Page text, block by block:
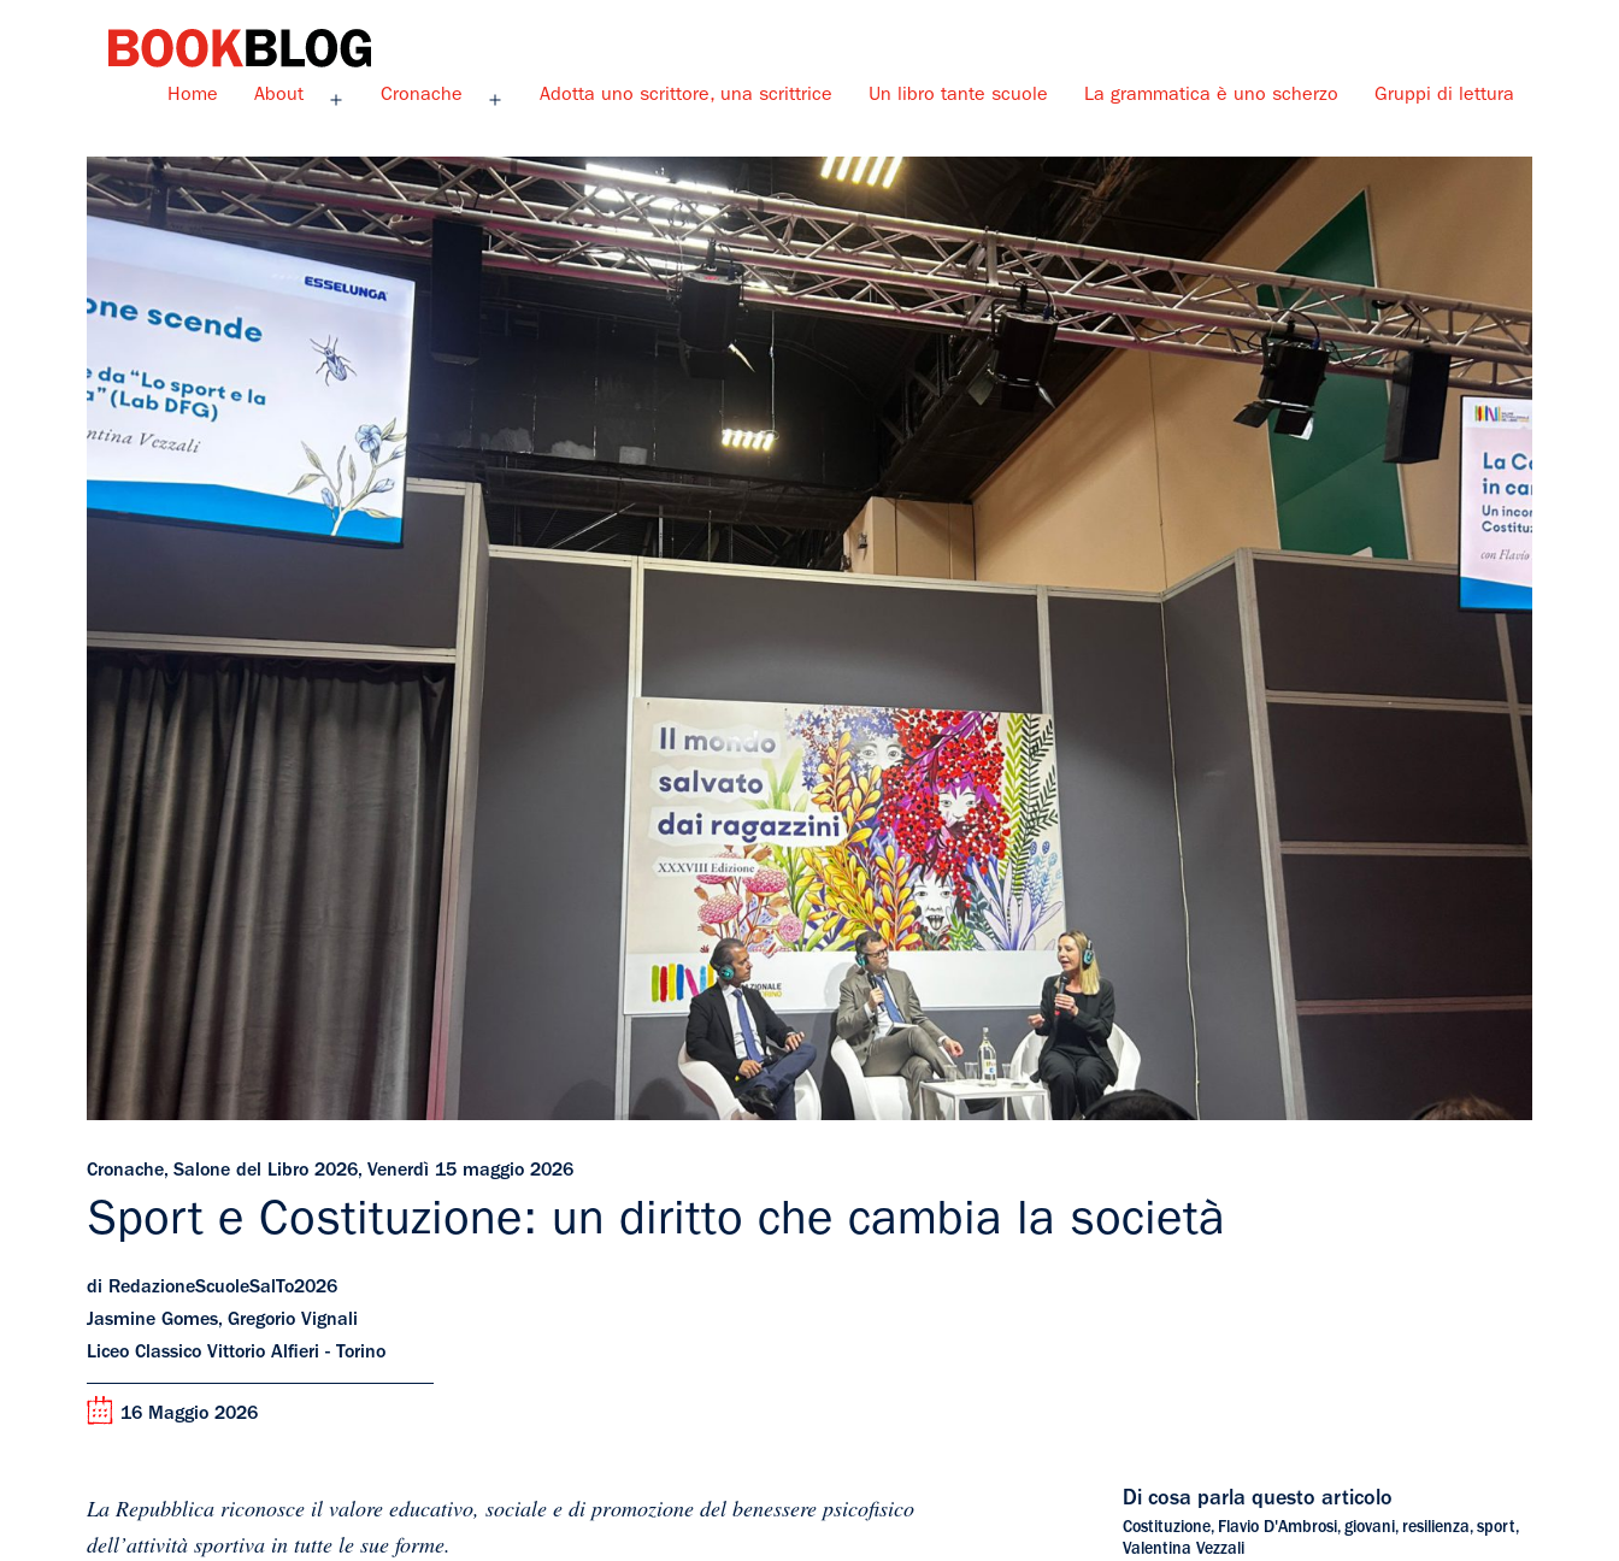
Home About
Apri
Cronache
Apri
Adotta uno scrittore, una scrittrice Un libro tante scuole La grammatica è uno scherzo Gruppi di lettura
Cronache, Salone del Libro 2026, Venerdì 15 maggio 2026
Sport e Costituzione: un diritto che cambia la società
di RedazioneScuoleSalTo2026
Jasmine Gomes, Gregorio Vignali
Liceo Classico Vittorio Alfieri - Torino
16 Maggio 2026
La Repubblica riconosce il valore educativo, sociale e di promozione del benessere psicofisico
dell’attività sportiva in tutte le sue forme.
Di cosa parla questo articolo
Costituzione, Flavio D'Ambrosi, giovani, resilienza, sport,
Valentina Vezzali